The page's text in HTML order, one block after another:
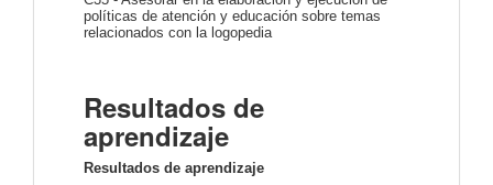
políticas de atención y educación sobre temas
relacionados con la logopedia
Resultados de
aprendizaje
Resultados de aprendizaje